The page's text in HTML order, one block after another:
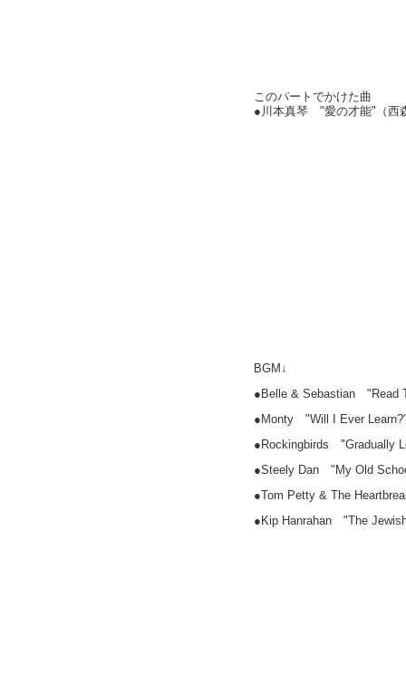
このパートでかけた曲
●川本真琴 "愛の才能"（西
BGM↓
●Belle & Sebastian "Read
●Monty "Will I Ever
●Rockingbirds "Gradually
●Steely Dan "My Old
●Tom Petty & The
●Kip Hanrahan "The